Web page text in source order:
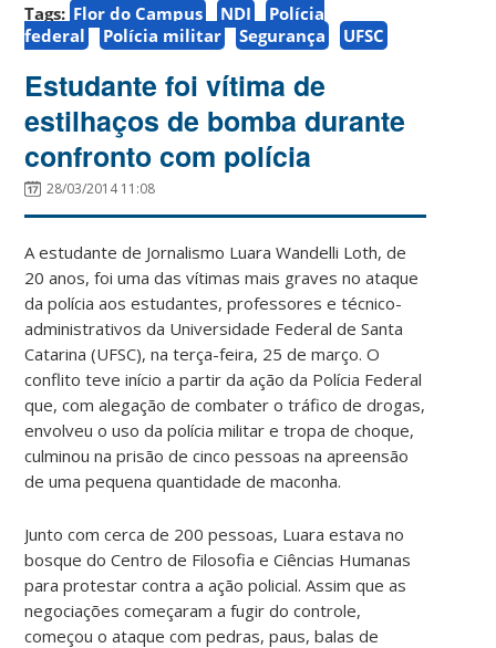
Tags: Flor do Campus NDI
Polícia
federal
Polícia militar Segurança UFSC
Estudante foi vítima de
estilhaços de bomba durante
confronto com polícia
28/03/2014 11:08
A estudante de Jornalismo Luara Wandelli Loth, de
20 anos, foi uma das vítimas mais graves no ataque
da polícia aos estudantes, professores e técnico-
administrativos da Universidade Federal de Santa
Catarina (UFSC), na terça-feira, 25 de março. O
conflito teve início a partir da ação da Polícia Federal
que, com alegação de combater o tráfico de drogas,
envolveu o uso da polícia militar e tropa de choque,
culminou na prisão de cinco pessoas na apreensão
de uma pequena quantidade de maconha.
Junto com cerca de 200 pessoas, Luara estava no
bosque do Centro de Filosofia e Ciências Humanas
para protestar contra a ação policial. Assim que as
negociações começaram a fugir do controle,
começou o ataque com pedras, paus, balas de